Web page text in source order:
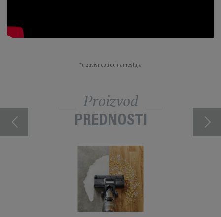
*u zavisnosti od nameštaja
Proizvod
PREDNOSTI